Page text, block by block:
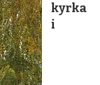
kyrka
i